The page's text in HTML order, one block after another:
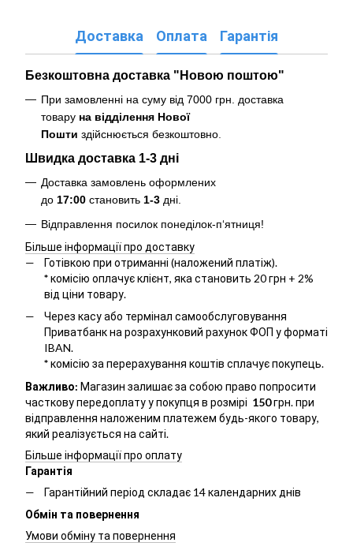
Доставка Оплата Гарантія
Безкоштовна доставка "Новою поштою"
При замовленні на суму від 7000 грн. доставка
товару на відділення Нової
Пошти здійснюється безкоштовно.
Швидка доставка 1-3 дні
Доставка замовлень оформлених
до 17:00 становить 1-3 дні.
Відправлення посилок понеділок-п‘ятниця!
Більше інформації про доставку
Готівкою при отриманні (наложений платіж).
*комісію оплачує клієнт, яка становить 20 грн + 2%
від ціни товару.
Через касу або термінал самообслуговування
Приватбанк на розрахунковий рахунок ФОП у форматі
IBAN.
*комісію за перерахування коштів сплачує покупець.
Важливо: Магазин залишає за собою право попросити
часткову передоплату у покупця в розмірі 150грн. при
відправлення наложеним платежем будь-якого товару,
який реалізується на сайті.
Більше інформації про оплату
Гарантія
Гарантійний період складає 14 календарних днів
Обмін та повернення
Умови обміну та повернення